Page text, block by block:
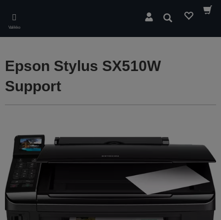
main
content
Valikko
Hae
Epson Stylus SX510W
Support